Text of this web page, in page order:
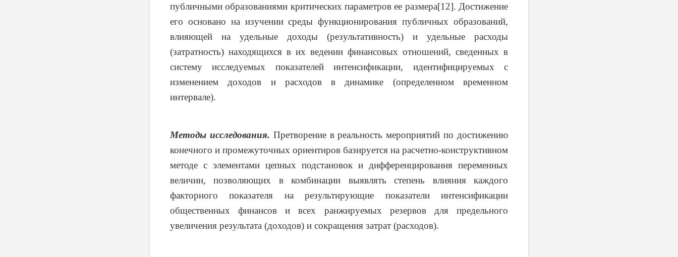
публичными образованиями критических параметров ее размера[12]. Достижение
его основано на изучении среды функционирования публичных образований,
влияющей на удельные доходы (результативность) и удельные расходы
(затратность) находящихся в их ведении финансовых отношений, сведенных в
систему исследуемых показателей интенсификации, идентифицируемых с
изменением доходов и расходов в динамике (определенном временном
интервале).
Методы исследования. Претворение в реальность мероприятий по достижению
конечного и промежуточных ориентиров базируется на расчетно-конструктивном
методе с элементами цепных подстановок и дифференцирования переменных
величин, позволяющих в комбинации выявлять степень влияния каждого
факторного показателя на результирующие показатели интенсификации
общественных финансов и всех ранжируемых резервов для предельного
увеличения результата (доходов) и сокращения затрат (расходов).